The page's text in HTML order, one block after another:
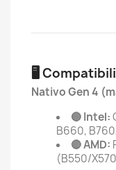
🖥️
Nativo Gen 4
🔵 Intel:
B660,
🔴 AMD:
(B550/